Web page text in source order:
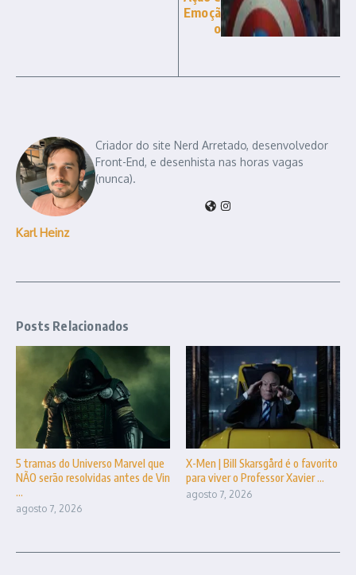
Emoçã
o
Karl Heinz
Criador do site Nerd Arretado, desenvolvedor
Front-End, e desenhista nas horas vagas
(nunca).
Posts Relacionados
5 tramas do Universo Marvel que
NÃO serão resolvidas antes de Vin
...
agosto 7, 2026
X-Men | Bill Skarsgård é o favorito
para viver o Professor Xavier ...
agosto 7, 2026